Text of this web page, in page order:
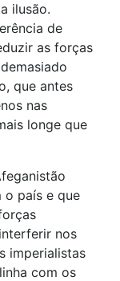
ilusão.
de
as forças
que antes
nas
longe que
o país e que
nos
imperialistas
com os